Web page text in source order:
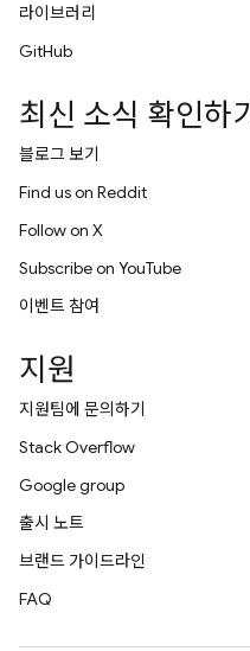
라이브러리
GitHub
최신 소식 확인하기
블로그 보기
Find us on Reddit
Follow on X
Subscribe on YouTube
이벤트 참여
지원
지원팀에 문의하기
Stack Overflow
Google group
출시 노트
브랜드 가이드라인
FAQ